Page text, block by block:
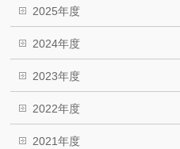
2025年度
2024年度
2023年度
2022年度
2021年度